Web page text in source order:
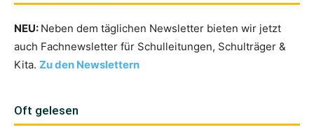
NEU: Neben dem täglichen Newsletter bieten wir jetzt
auch Fachnewsletter für Schulleitungen, Schulträger &
Kita. Zu den Newslettern
Oft gelesen